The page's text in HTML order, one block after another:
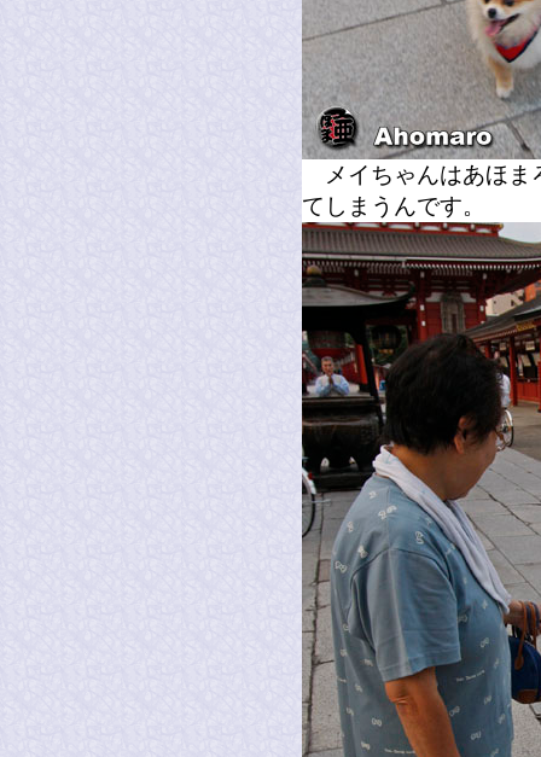
メイちゃんはあほま
てしまうんです。